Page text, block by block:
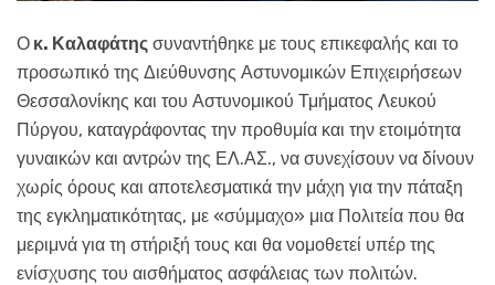
Ο κ. Καλαφάτης συναντήθηκε με τους επικεφαλής και το
προσωπικό της Διεύθυνσης Αστυνομικών Επιχειρήσεων
Θεσσαλονίκης και του Αστυνομικού Τμήματος Λευκού
Πύργου, καταγράφοντας την προθυμία και την ετοιμότητα
γυναικών και αντρών της ΕΛ.ΑΣ., να συνεχίσουν να δίνουν
χωρίς όρους και αποτελεσματικά την μάχη για την πάταξη
της εγκληματικότητας, με «σύμμαχο» μια Πολιτεία που θα
μεριμνά για τη στήριξή τους και θα νομοθετεί υπέρ της
ενίσχυσης του αισθήματος ασφάλειας των πολιτών.